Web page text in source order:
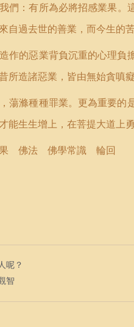
們：有所為必將招感業果
自過去世的善業，而今生的
作的惡業背負沉重的心理
所造諸惡業，皆由無始貪嗔
蕩滌種種罪業。更為重要
能生生增上，在菩提大道上
佛法 佛學常識 輪回
呢？
智